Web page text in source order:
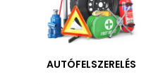
AUTÓFELSZERELÉS